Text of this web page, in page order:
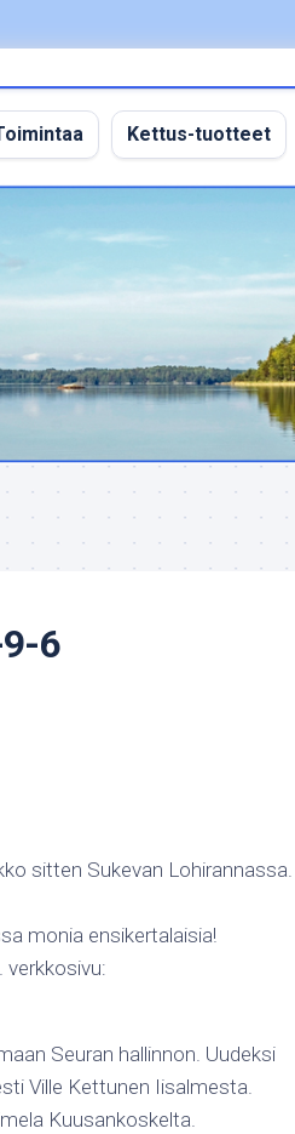
Kettus-tuotteet
6
sitten Sukevan Lohirannassa.
monia ensikertalaisia!
verkkosivu:
Seuran hallinnon. Uudeksi
Ville Kettunen Iisalmesta.
Kuusankoskelta.